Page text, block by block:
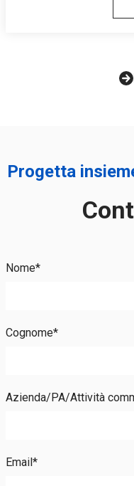
Progetta
Nome*
Cognome*
Azienda/PA/Attività
Email*